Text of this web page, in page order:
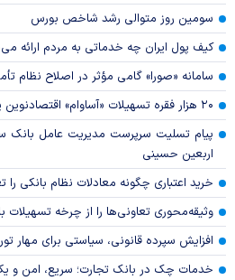
سومین روز متوالی رشد شاخص بورس
کیف پول ایران چه خدماتی به مردم ارائه
سامانه «صورا» گامی مؤثر در اصلاح نظام
۲۰ هزار فقره تسهیلات «آساوام» اقتصادنوین پرداخت شد
پیام تسلیت سرپرست مدیریت عامل بانک
اربعین حسینی
خرید اعتباری چگونه معادلات نظام بانکی را
وثیقه‌محوری تعاونی‌ها را از چرخه
افزایش سپرده قانونی، سیاستی برای مهار
خدمات چک در بانک تجارت؛ سریع، امن و